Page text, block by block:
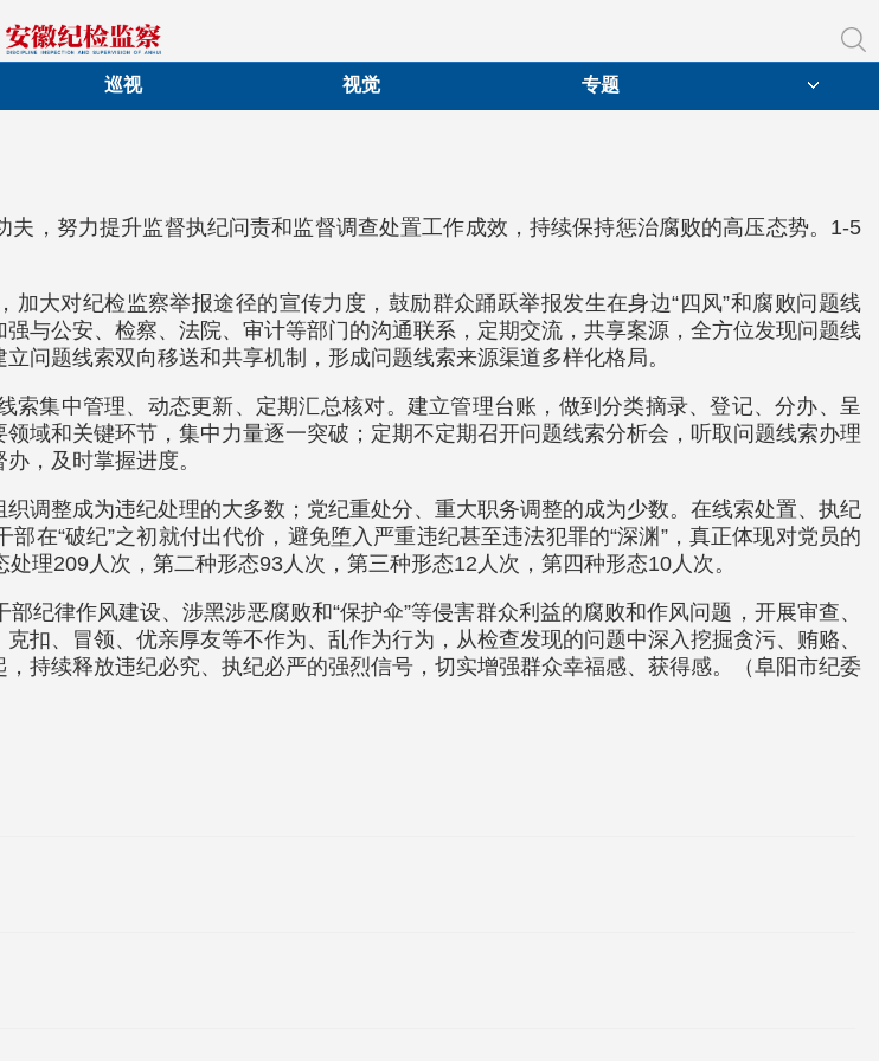
巡视 视觉 专题
，努力提升监督执纪问责和监督调查处置工作成效，持续保持惩治腐败的高压态势。1-5
大对纪检监察举报途径的宣传力度，鼓励群众踊跃举报发生在身边“四风”和腐败问题线
与公安、检察、法院、审计等部门的沟通联系，定期交流，共享案源，全方位发现问题线
问题线索双向移送和共享机制，形成问题线索来源渠道多样化格局。
集中管理、动态更新、定期汇总核对。建立管理台账，做到分类摘录、登记、分办、呈
域和关键环节，集中力量逐一突破；定期不定期召开问题线索分析会，听取问题线索办理
，及时掌握进度。
调整成为违纪处理的大多数；党纪重处分、重大职务调整的成为少数。在线索处置、执纪
在“破纪”之初就付出代价，避免堕入严重违纪甚至违法犯罪的“深渊”，真正体现对党员的
理209人次，第二种形态93人次，第三种形态12人次，第四种形态10人次。
纪律作风建设、涉黑涉恶腐败和“保护伞”等侵害群众利益的腐败和作风问题，开展审查、
扣、冒领、优亲厚友等不作为、乱作为行为，从检查发现的问题中深入挖掘贪污、贿赂、
持续释放违纪必究、执纪必严的强烈信号，切实增强群众幸福感、获得感。（阜阳市纪委